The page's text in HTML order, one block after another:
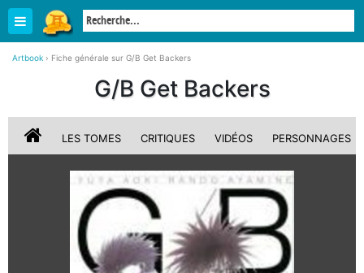
Artbook › Fiche générale sur G/B Get Backers
G/B Get Backers
LES TOMES CRITIQUES VIDÉOS PERSONNAGES